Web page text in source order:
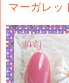
マーガレッ